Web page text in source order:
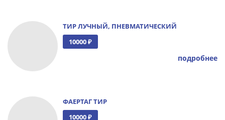
ТИР ЛУЧНЫЙ, ПНЕВМАТИЧЕСКИЙ
10000 ₽
подробнее
ФАЕРТАГ ТИР
10000 ₽